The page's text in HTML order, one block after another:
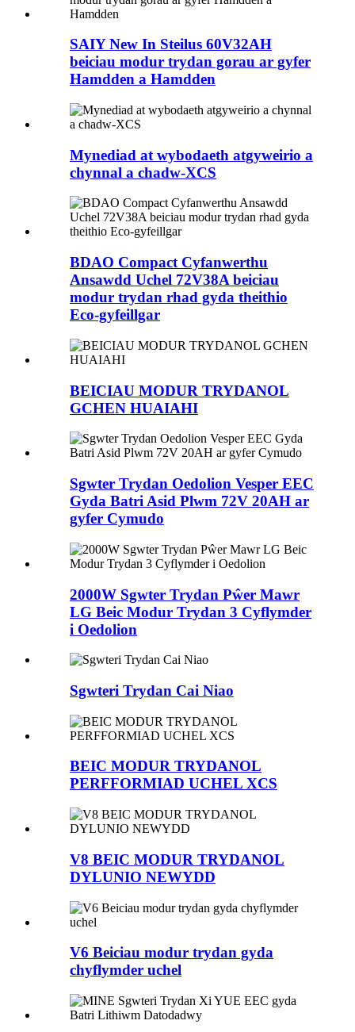
SAIY New In Steilus 60V32AH
beiciau modur trydan gorau ar gyfer
Hamdden a Hamdden
Mynediad at wybodaeth atgyweirio a
chynnal a chadw-XCS
BDAO Compact Cyfanwerthu
Ansawdd Uchel 72V38A beiciau
modur trydan rhad gyda theithio
Eco-gyfeillgar
BEICIAU MODUR TRYDANOL
GCHEN HUAIAHI
Sgwter Trydan Oedolion Vesper EEC
Gyda Batri Asid Plwm 72V 20AH ar
gyfer Cymudo
2000W Sgwter Trydan Pŵer Mawr
LG Beic Modur Trydan 3 Cyflymder
i Oedolion
Sgwteri Trydan Cai Niao
BEIC MODUR TRYDANOL
PERFFORMIAD UCHEL XCS
V8 BEIC MODUR TRYDANOL
DYLUNIO NEWYDD
V6 Beiciau modur trydan gyda
chyflymder uchel